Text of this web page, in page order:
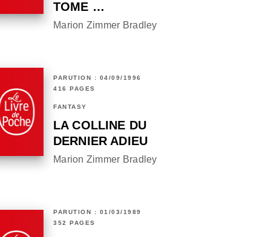
TOME …
Marion Zimmer Bradley
PARUTION : 04/09/1996
416 PAGES
FANTASY
LA COLLINE DU
DERNIER ADIEU
Marion Zimmer Bradley
PARUTION : 01/03/1989
352 PAGES